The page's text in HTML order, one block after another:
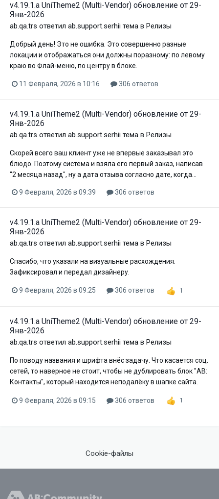
v4.19.1.a UniTheme2 (Multi-Vendor) обновление от 29-
Янв-2026
ab.qa.trs ответил ab.support.serhii тема в Релизы
Добрый день! Это не ошибка. Это совершенно разные
локации и отображаться они должны поразному: по левому
краю во Флай-меню, по центру в блоке.
11 Февраля, 2026 в 10:16 306 ответов
v4.19.1.a UniTheme2 (Multi-Vendor) обновление от 29-
Янв-2026
ab.qa.trs ответил ab.support.serhii тема в Релизы
Скорей всего ваш клиент уже не впервые заказывал это
блюдо. Поэтому система и взяла его первый заказ, написав
"2 месяца назад", ну а дата отзыва согласно дате, когда...
9 Февраля, 2026 в 09:39 306 ответов
v4.19.1.a UniTheme2 (Multi-Vendor) обновление от 29-
Янв-2026
ab.qa.trs ответил ab.support.serhii тема в Релизы
Спасибо, что указали на визуальные расхождения.
Зафиксировал и передал дизайнеру.
9 Февраля, 2026 в 09:25 306 ответов 1
v4.19.1.a UniTheme2 (Multi-Vendor) обновление от 29-
Янв-2026
ab.qa.trs ответил ab.support.serhii тема в Релизы
По поводу названия и шрифта внёс задачу. Что касается соц.
сетей, то наверное не стоит, чтобы не дублировать блок "АВ:
Контакты", который находится неподалёку в шапке сайта.
9 Февраля, 2026 в 09:15 306 ответов 1
Cookie-файлы